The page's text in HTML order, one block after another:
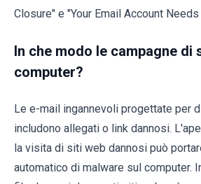
Closure" e "Your Email Account
In che modo le campagne di
computer?
Le e-mail ingannevoli progettate per
includono allegati o link dannosi.
la visita di siti web dannosi può
automatico di malware sul computer.